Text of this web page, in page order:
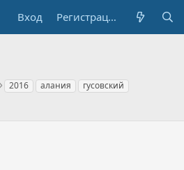
Вход Регистрация
Т2016 алания
гусовский